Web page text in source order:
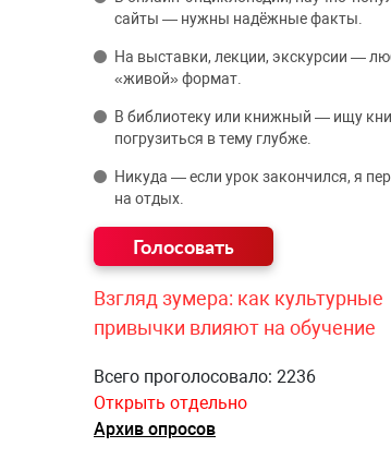
сайты — нужны надёжные факты.
На выставки, лекции, экскурсии —
«живой» формат.
В библиотеку или книжный — ищу
погрузиться в тему глубже.
Никуда — если урок закончился, я
на отдых.
Взгляд зумера: как культурные
привычки влияют на обучение
Всего проголосовало: 2236
Открыть отдельно
Архив опросов